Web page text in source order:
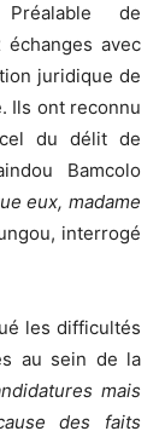
Préalable de
échanges avec
juridique de
Ils ont reconnu
du délit de
Bamcolo
eux, madame
interrogé
les difficultés
au sein de la
mais
des faits